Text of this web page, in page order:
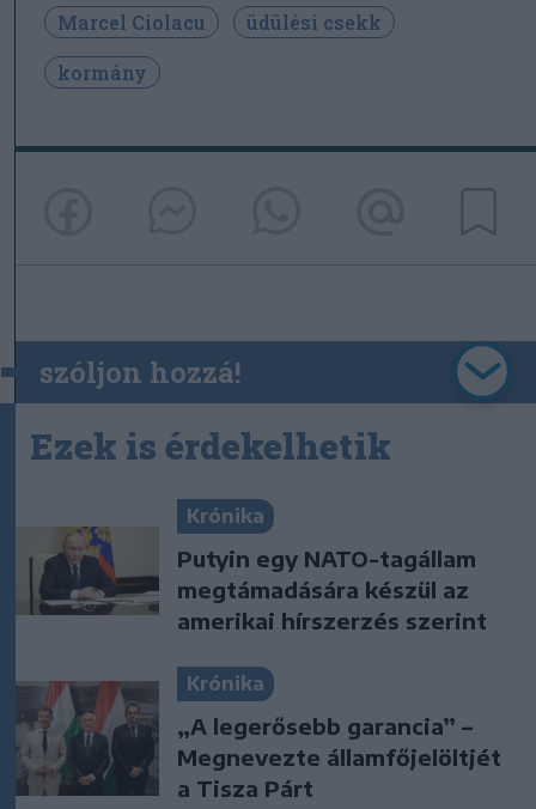
Marcel Ciolacu
üdülési csekk
kormány
szóljon hozzá!
Ezek is érdekelhetik
Krónika
Putyin egy NATO-tagállam
megtámadására készül az
amerikai hírszerzés szerint
Krónika
„A legerősebb garancia” –
Megnevezte államfőjelöltjét
a Tisza Párt